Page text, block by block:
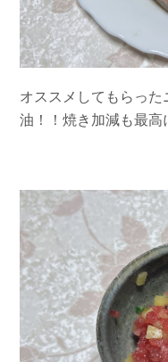
オススメしてもらっ
油！！焼き加減も最高